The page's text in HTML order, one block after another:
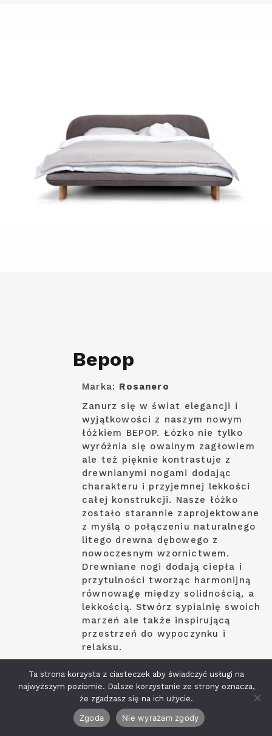
Bepop
Marka: Rosanero
Zanurz się w świat elegancji i
wyjątkowości z naszym nowym
łóżkiem BEPOP. Łózko nie tylko
wyróżnia się owalnym zagłowiem
ale też pięknie kontrastuje z
drewnianymi nogami dodając
charakteru i przyjemnej lekkości
całej konstrukcji. Nasze łóżko
zostało starannie zaprojektowane
z myślą o połączeniu naturalnego
litego drewna dębowego z
nowoczesnym wzornictwem.
Drewniane nogi dodają ciepła i
przytulności tworząc harmonijną
równowagę między solidnością, a
lekkością. Stwórz sypialnię swoich
marzeń ale także inspirującą
przestrzeń do wypoczynku i
relaksu.
Wymiary: zewnętrzne łóżka wys x
szer x gł
– wymiary pod materac 1400×2000
– wymiary łóżka
870x2140x2360mm
Ta strona korzysta z ciasteczek aby świadczyć usługi na
najwyższym poziomie. Dalsze korzystanie ze strony oznacza,
że zgadzasz się na ich użycie.
Zgoda Nie wyrażam zgody